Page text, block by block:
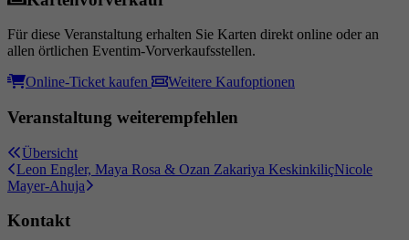
Für diese Veranstaltung erhalten Sie Karten direkt online oder an
allen örtlichen Eventim-Vorverkaufsstellen.
Online-Ticket kaufen
Weitere Kaufoptionen
Veranstaltung weiterempfehlen
Übersicht
Leon Engler, Maya Rosa & Ozan Zakariya KeskinkiliçNicole
Mayer-Ahuja
Kontakt